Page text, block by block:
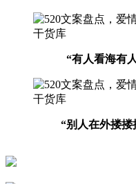
“有人看海有
“别人在外搂搂